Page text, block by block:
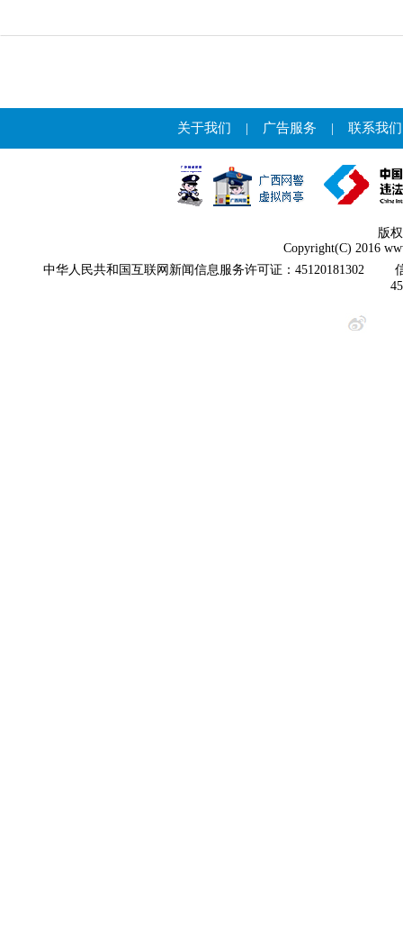
关于我们 | 广告服务 | 联系我们
版
Copyright(C) 2016
中华人民共和国互联网新闻信息服务许可证：45120181302